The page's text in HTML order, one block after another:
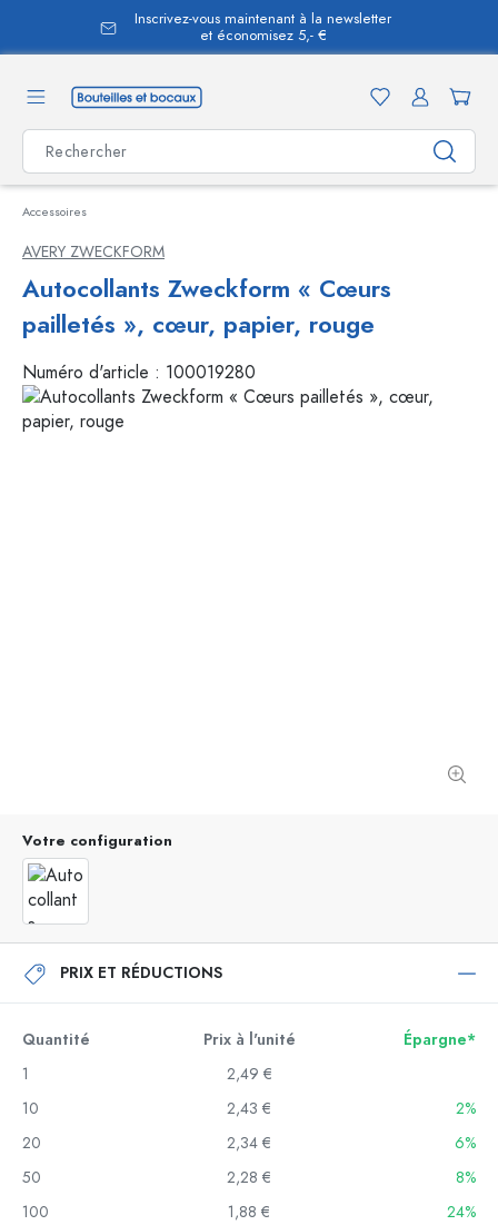
principal
Inscrivez-vous maintenant à la newsletter
et économisez 5,- €
Accessoires
AVERY ZWECKFORM
Autocollants Zweckform « Cœurs
pailletés », cœur, papier, rouge
Numéro d'article : 100019280
Votre configuration
PRIX ET RÉDUCTIONS
Quantité Prix à l'unité
Épargne*
1
2,49 €
10
2,43 €
2%
20
2,34 €
6%
50
2,28 €
8%
100
1,88 €
24%